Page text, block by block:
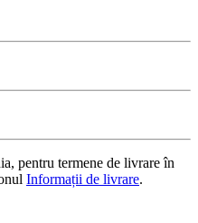
pentru termene de livrare în
Informații de livrare.